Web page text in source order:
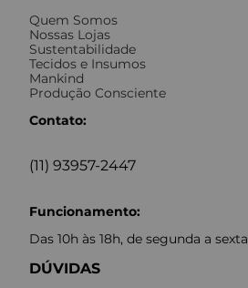
Quem Somos
Nossas Lojas
Sustentabilidade
Tecidos e Insumos
Mankind
Produção Consciente
Contato:
(11) 93957-2447
Funcionamento:
Das 10h às 18h, de segunda a sexta
DÚVIDAS